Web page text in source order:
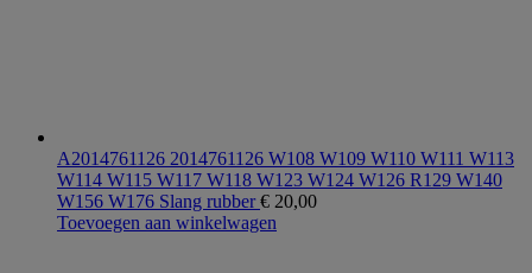
A2014761126 2014761126 W108 W109 W110 W111 W113
W114 W115 W117 W118 W123 W124 W126 R129 W140
W156 W176 Slang rubber€ 20,00
Toevoegen aan winkelwagen